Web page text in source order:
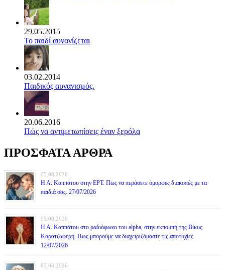
29.05.2015
Το παιδί αυνανίζεται
03.02.2014
Παιδικός αυνανισμός.
20.06.2016
Πώς να αντιμετωπίσεις έναν ξερόλα
ΠΡΟΣΦΑΤΑ ΑΡΘΡΑ
05.08.2026
Η Α. Καππάτου στην ΕΡΤ. Πως να περάσετε όμορφες διακοπές με τα
παιδιά σας. 27/07/2026
05.08.2026
Η Α. Καππάτου στο ραδιόφωνο του alpha, στην εκπομπή της Βίκυς
Καρατζαφέρη. Πως μπορούμε να διαχειριζόμαστε τις αποτυχίες
12/07/2026
05.08.2026